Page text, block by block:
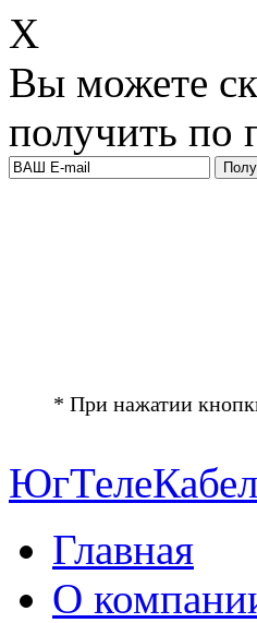
Х
Вы можете
получить по
* При нажатии
Главная
О